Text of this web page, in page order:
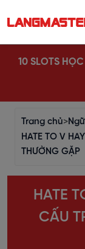
10 SLOTS
Trang chủ>
HATE TO V
THƯỜNG GẶP
HATE
CẤU